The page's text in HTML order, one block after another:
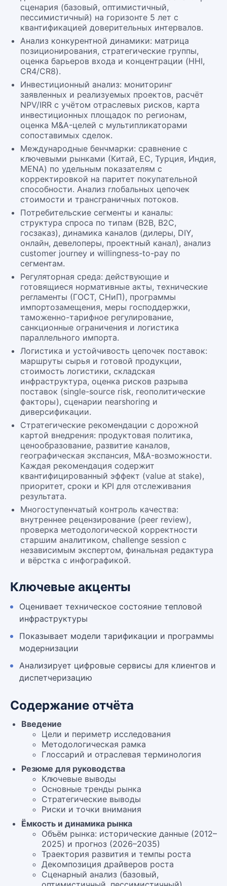
сценария (базовый, оптимистичный,
пессимистичный) на горизонте 5 лет с
квантификацией доверительных интервалов.
Анализ конкурентной динамики: матрица
позиционирования, стратегические группы,
оценка барьеров входа и концентрации (HHI,
CR4/CR8).
Инвестиционный анализ: мониторинг
заявленных и реализуемых проектов, расчёт
NPV/IRR с учётом отраслевых рисков, карта
инвестиционных площадок по регионам,
оценка M&A-целей с мультипликаторами
сопоставимых сделок.
Международные бенчмарки: сравнение с
ключевыми рынками (Китай, ЕС, Турция, Индия,
MENA) по удельным показателям с
корректировкой на паритет покупательной
способности. Анализ глобальных цепочек
стоимости и трансграничных потоков.
Потребительские сегменты и каналы:
структура спроса по типам (B2B, B2C,
госзаказ), динамика каналов (дилеры, DIY,
онлайн, девелоперы, проектный канал), анализ
customer journey и willingness-to-pay по
сегментам.
Регуляторная среда: действующие и
готовящиеся нормативные акты, технические
регламенты (ГОСТ, СНиП), программы
импортозамещения, меры господдержки,
таможенно-тарифное регулирование,
санкционные ограничения и логистика
параллельного импорта.
Логистика и устойчивость цепочек поставок:
маршруты сырья и готовой продукции,
стоимость логистики, складская
инфраструктура, оценка рисков разрыва
поставок (single-source risk, геополитические
факторы), сценарии nearshoring и
диверсификации.
Стратегические рекомендации с дорожной
картой внедрения: продуктовая политика,
ценообразование, развитие каналов,
географическая экспансия, M&A-возможности.
Каждая рекомендация содержит
квантифицированный эффект (value at stake),
приоритет, сроки и KPI для отслеживания
результата.
Многоступенчатый контроль качества:
внутреннее рецензирование (peer review),
проверка методологической корректности
старшим аналитиком, challenge session с
независимым экспертом, финальная редактура
и вёрстка с инфографикой.
Ключевые акценты
Оценивает техническое состояние тепловой
инфраструктуры
Показывает модели тарификации и программы
модернизации
Анализирует цифровые сервисы для клиентов и
диспетчеризацию
Содержание отчёта
Введение
Цели и периметр исследования
Методологическая рамка
Глоссарий и отраслевая терминология
Резюме для руководства
Ключевые выводы
Основные тренды рынка
Стратегические выводы
Риски и точки внимания
Ёмкость и динамика рынка
Объём рынка: исторические данные (2012–
2025) и прогноз (2026–2035)
Траектория развития и темпы роста
Декомпозиция драйверов роста
Сценарный анализ (базовый,